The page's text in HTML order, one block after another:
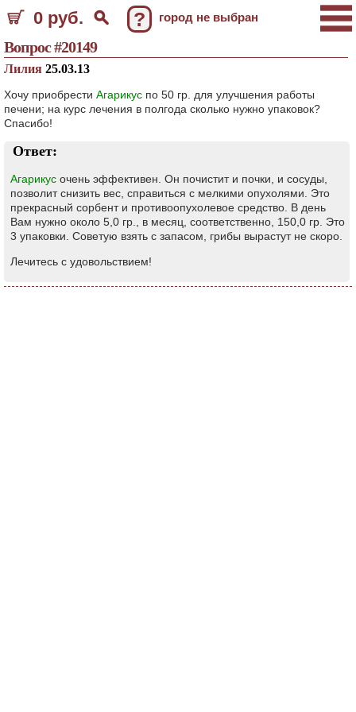
0 руб. ? город не выбран
Вопрос #20149
Лилия 25.03.13
Хочу приобрести Агарикус по 50 гр. для улучшения работы
печени; на курс лечения в полгода сколько нужно упаковок?
Спасибо!
Ответ:
Агарикус очень эффективен. Он почистит и почки, и сосуды,
позволит снизить вес, справиться с мелкими опухолями. Это
прекрасный сорбент и противоопухолевое средство. В день
Вам нужно около 5,0 гр., в месяц, соответственно, 150,0 гр. Это
3 упаковки. Советую взять с запасом, грибы вырастут не скоро.
Лечитесь с удовольствием!